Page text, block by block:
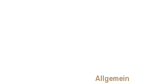
Allgemein